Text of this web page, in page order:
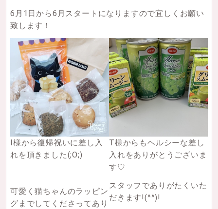
6月1日から6月スタートになりますので宜しくお願い
致します！
I様から復帰祝いに差し入
れを頂きました(;O;)
可愛く猫ちゃんのラッピン
グまでしてくださってあり
T様からもヘルシーな差し
入れをありがとうございま
す♡
スタッフでありがたくいた
だきます!(^^)!